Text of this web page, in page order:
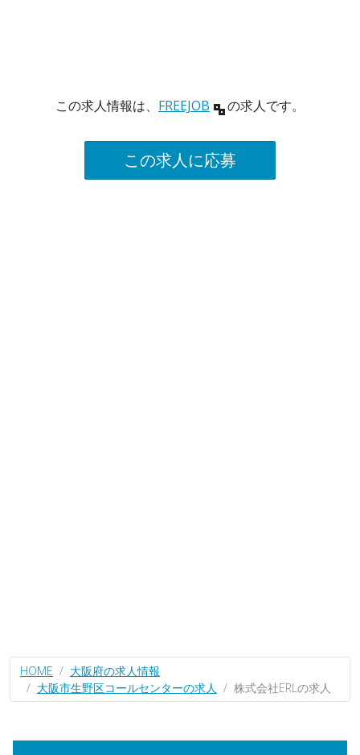
この求人情報は、 FREEJOB の求人です。
この求人に応募
HOME
大阪府の求人情報
大阪市生野区コールセンターの求人
株式会社ERLの求人